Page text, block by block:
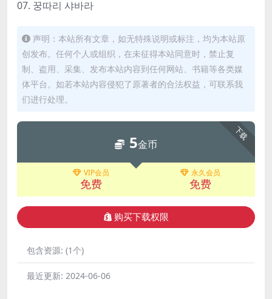
07. 꿍따리 샤바라
声明：本站所有文章，如无特殊说明或标注，均为本站原
创发布。任何个人或组织，在未征得本站同意时，禁止复
制、盗用、采集、发布本站内容到任何网站、书籍等各类媒
体平台。如若本站内容侵犯了原著者的合法权益，可联系我
们进行处理。
下载
5金币
VIP会员
免费
永久会员
免费
购买下载权限
包含资源: (1个)
最近更新: 2024-06-06